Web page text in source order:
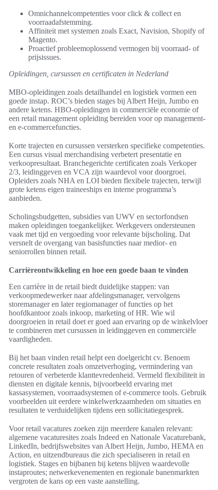
Omnichannelcompetenties voor click & collect en
voorraadafstemming.
Affiniteit met systemen zoals Exact, Navision, Shopify of
Magento.
Proactief probleemoplossend vermogen bij voorraad- of
prijsissues.
Opleidingen, cursussen en certificaten in Nederland
MBO-opleidingen zoals detailhandel en logistiek vormen een
goede instap. ROC’s bieden stages bij Albert Heijn, Jumbo en
andere ketens. HBO-opleidingen in commerciële economie of
een retail management opleiding bereiden voor op management-
en e-commercefuncties.
Korte trajecten en cursussen versterken specifieke competenties.
Een cursus visual merchandising verbetert presentatie en
verkoopresultaat. Branchegerichte certificaten zoals Verkoper
2/3, leidinggeven en VCA zijn waardevol voor doorgroei.
Opleiders zoals NHA en LOI bieden flexibele trajecten, terwijl
grote ketens eigen traineeships en interne programma’s
aanbieden.
Scholingsbudgetten, subsidies van UWV en sectorfondsen
maken opleidingen toegankelijker. Werkgevers ondersteunen
vaak met tijd en vergoeding voor relevante bijscholing. Dat
versnelt de overgang van basisfuncties naar medior- en
seniorrollen binnen retail.
Carrièreontwikkeling en hoe een goede baan te vinden
Een carrière in de retail biedt duidelijke stappen: van
verkoopmedewerker naar afdelingsmanager, vervolgens
storemanager en later regiomanager of functies op het
hoofdkantoor zoals inkoop, marketing of HR. Wie wil
doorgroeien in retail doet er goed aan ervaring op de winkelvloer
te combineren met cursussen in leidinggeven en commerciële
vaardigheden.
Bij het baan vinden retail helpt een doelgericht cv. Benoem
concrete resultaten zoals omzetverhoging, vermindering van
retouren of verbeterde klanttevredenheid. Vermeld flexibiliteit in
diensten en digitale kennis, bijvoorbeeld ervaring met
kassasystemen, voorraadsystemen of e-commerce tools. Gebruik
voorbeelden uit eerdere winkelwerkzaamheden om situaties en
resultaten te verduidelijken tijdens een sollicitatiegesprek.
Voor retail vacatures zoeken zijn meerdere kanalen relevant:
algemene vacaturesites zoals Indeed en Nationale Vacaturebank,
LinkedIn, bedrijfswebsites van Albert Heijn, Jumbo, HEMA en
Action, en uitzendbureaus die zich specialiseren in retail en
logistiek. Stages en bijbanen bij ketens blijven waardevolle
instaproutes; netwerkevenementen en regionale banenmarkten
vergroten de kans op een vaste aanstelling.